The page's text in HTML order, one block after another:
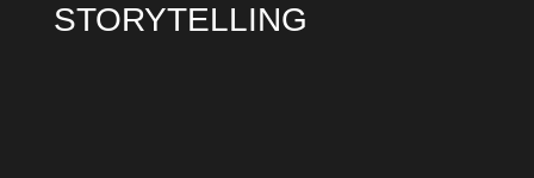
STORYTELLING